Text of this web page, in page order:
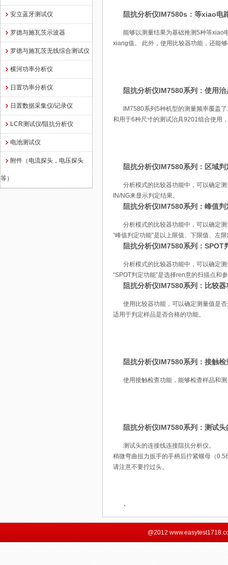
安立蓝牙测试仪
罗德与施瓦茨示波器
罗德与施瓦茨无线综合测试仪
横河功率分析仪
日置功率分析仪
日置数据采集仪/记录仪
LCR测试仪/阻抗分析仪
电池测试仪
附件（电流探头，电压探头
等）
阻抗分析仪IM7580s：等xiao电
能够以测量结果为基础推测5种等xiao
xiang值。 此外，使用比较器功能，还能
阻抗分析仪IM7580系列：使用
IM7580系列5种机型的测量频率覆盖
和用于6种尺寸的测试治具9201组合使用
阻抗分析仪IM7580系列：区域判
分析模式的比较器功能中，可以确定
IN/NG来显示判定结果。
阻抗分析仪IM7580系列：峰值判
分析模式的比较器功能中，可以确定
“峰值判定功能”是以上限值、下限值、左
阻抗分析仪IM7580系列：SPOT
分析模式的比较器功能中，可以确定
“SPOT判定功能”是选择ren意的扫描点和
阻抗分析仪IM7580系列：比较器
使用比较器功能，可以确定测量值是
适用于判定样品是否合格的功能。
阻抗分析仪IM7580系列：接触检
使用接触检查功能，能够检查样品和
阻抗分析仪IM7580系列：测试
测试头的连接线连接阻抗分析仪。
稍微弯曲扭力扳手的手柄后拧紧螺母（
请注意不要拧过头。
、
@2012